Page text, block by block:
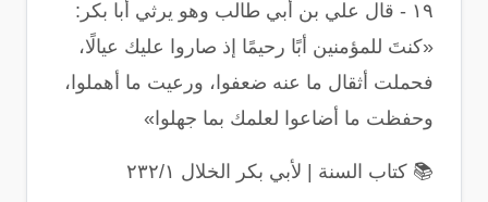
١٩ - قال علي بن أبي طالب وهو يرثي أبا بكر:
«كنتَ للمؤمنين أبًا رحيمًا إذ صاروا عليك عيالًا،
فحملت أثقال ما عنه ضعفوا، ورعيت ما أهملوا،
وحفظت ما أضاعوا لعلمك بما جهلوا »
📚 كتاب السنة | لأبي بكر الخلال ٢٣٢/١